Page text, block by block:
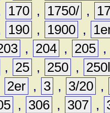
170 , 1750/ ,
190 , 1900 ,
, 204 , 205 ,
, 25 , 250 ,
2er , 3 , 3/20 ,
, 306 , 307 ,